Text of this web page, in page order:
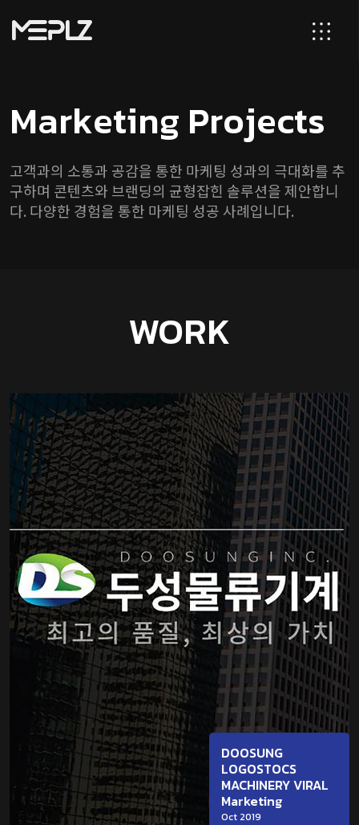
Marketing Projects
고객과의 소통과 공감을 통한 마케팅 성과의 극대화를 추
구하며 콘텐츠와 브랜딩의 균형잡힌 솔루션을 제안합니
다. 다양한 경험을 통한 마케팅 성공 사례입니다.
WORK
DOOSUNG
LOGOSTOCS
MACHINERY VIRAL
Marketing
Oct 2019